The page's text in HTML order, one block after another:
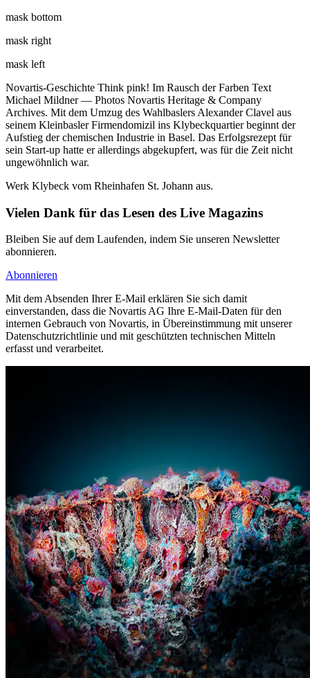
mask bottom
mask right
mask left
Novartis-Geschichte Think pink! Im Rausch der Farben Text
Michael Mildner — Photos Novartis Heritage & Company
Archives. Mit dem Umzug des Wahlbaslers Alexander Clavel aus
seinem Kleinbasler Firmendomizil ins Klybeckquartier beginnt der
Aufstieg der chemischen Industrie in Basel. Das Erfolgsrezept für
sein Start-up hatte er allerdings abgekupfert, was für die Zeit nicht
ungewöhnlich war.
Werk Klybeck vom Rheinhafen St. Johann aus.
Vielen Dank für das Lesen des Live Magazins
Bleiben Sie auf dem Laufenden, indem Sie unseren Newsletter
abonnieren.
Abonnieren
Mit dem Absenden Ihrer E-Mail erklären Sie sich damit
einverstanden, dass die Novartis AG Ihre E-Mail-Daten für den
internen Gebrauch von Novartis, in Übereinstimmung mit unserer
Datenschutzrichtlinie und mit geschützten technischen Mitteln
erfasst und verarbeitet.